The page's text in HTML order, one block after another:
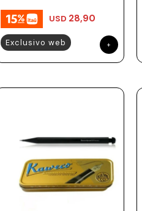
USD 28,90
Exclusivo web